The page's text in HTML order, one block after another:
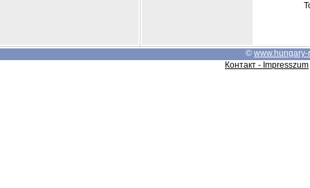
© www.hungary-
Контакт - Impresszum